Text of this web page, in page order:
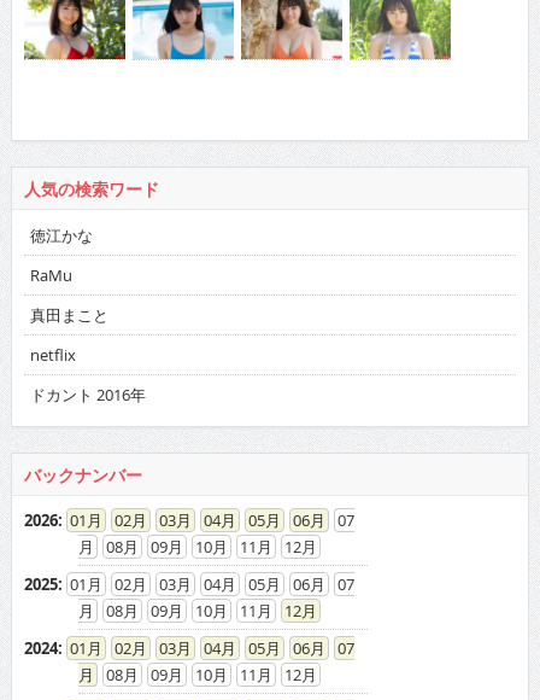
人気の検索ワード
徳江かな
RaMu
真田まこと
netflix
ドカント 2016年
バックナンバー
2026: 01 02 03 04 05 06
07
08
09 10 11
12
2025: 01 02 03 04 05 06
07
08
09 10 11
12
2024: 01 02 03 04 05 06
07
08
09 10 11
12